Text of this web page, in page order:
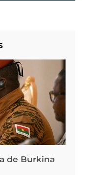
de Burkina